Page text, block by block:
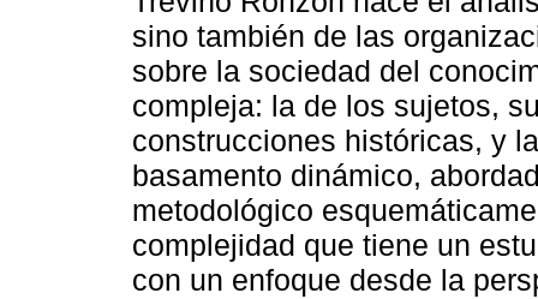
sino también de las
sobre la sociedad del
compleja: la de los sujetos,
construcciones históricas, y
basamento dinámico,
metodológico
complejidad que tiene un
con un enfoque desde la